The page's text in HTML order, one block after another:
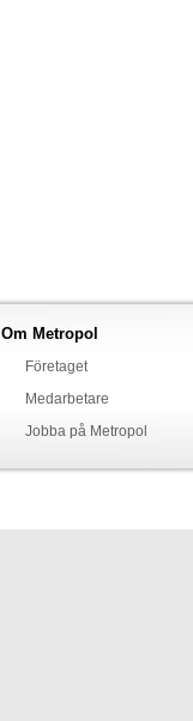
Om Metropol
Företaget
Medarbetare
Jobba på Metropol